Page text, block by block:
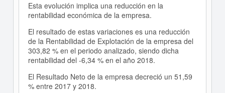
Esta evolución implica una reducción en la
rentabilidad económica de la empresa.
El resultado de estas variaciones es una reducción
de la Rentabilidad de Explotación de la empresa del
303,82 % en el periodo analizado, siendo dicha
rentabilidad del -6,34 % en el año 2018.
El Resultado Neto de la empresa decreció un 51,59
% entre 2017 y 2018.